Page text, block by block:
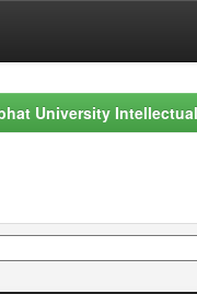
University